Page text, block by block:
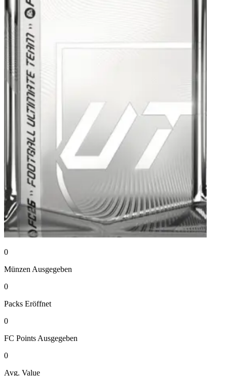
0
Münzen Ausgegeben
0
Packs Eröffnet
0
FC Points Ausgegeben
0
Avg. Value